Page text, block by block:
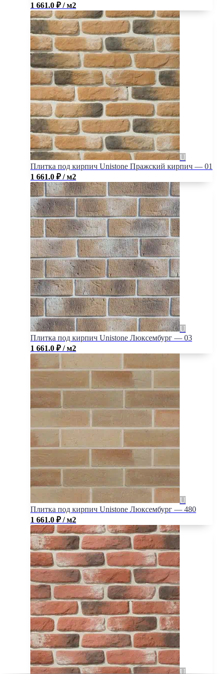
1 661.0 ₽ / м2
Плитка под кирпич Unistone Пражский кирпич — 01
1 661.0 ₽ / м2
Плитка под кирпич Unistone Люксембург — 03
1 661.0 ₽ / м2
Плитка под кирпич Unistone Люксембург — 480
1 661.0 ₽ / м2